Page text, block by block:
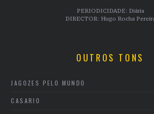
PERIODICIDADE: Diária
DIRECTOR: Hugo Rocha
OUTROS TONS
JAGOZES PELO MUNDO
CASARIO